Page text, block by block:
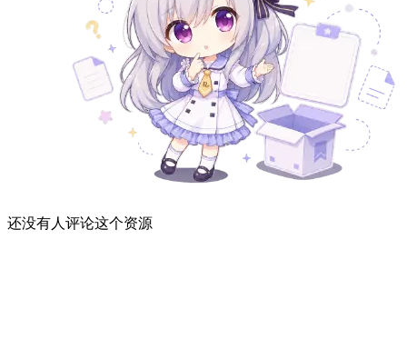
还没有人评论这个资源